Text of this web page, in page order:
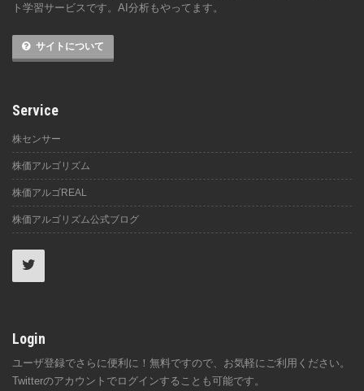
ト学習サービスです。AI分析もやってます。
サイトについて
Service
株センサー
株価アルゴリズム
株価アルゴREAL
株価アルゴリズム公式ブログ
Login
ユーザ登録でさらに便利に！無料ですので、お気軽にご利用ください。
Twitterのアカウントでログインすることも可能です。